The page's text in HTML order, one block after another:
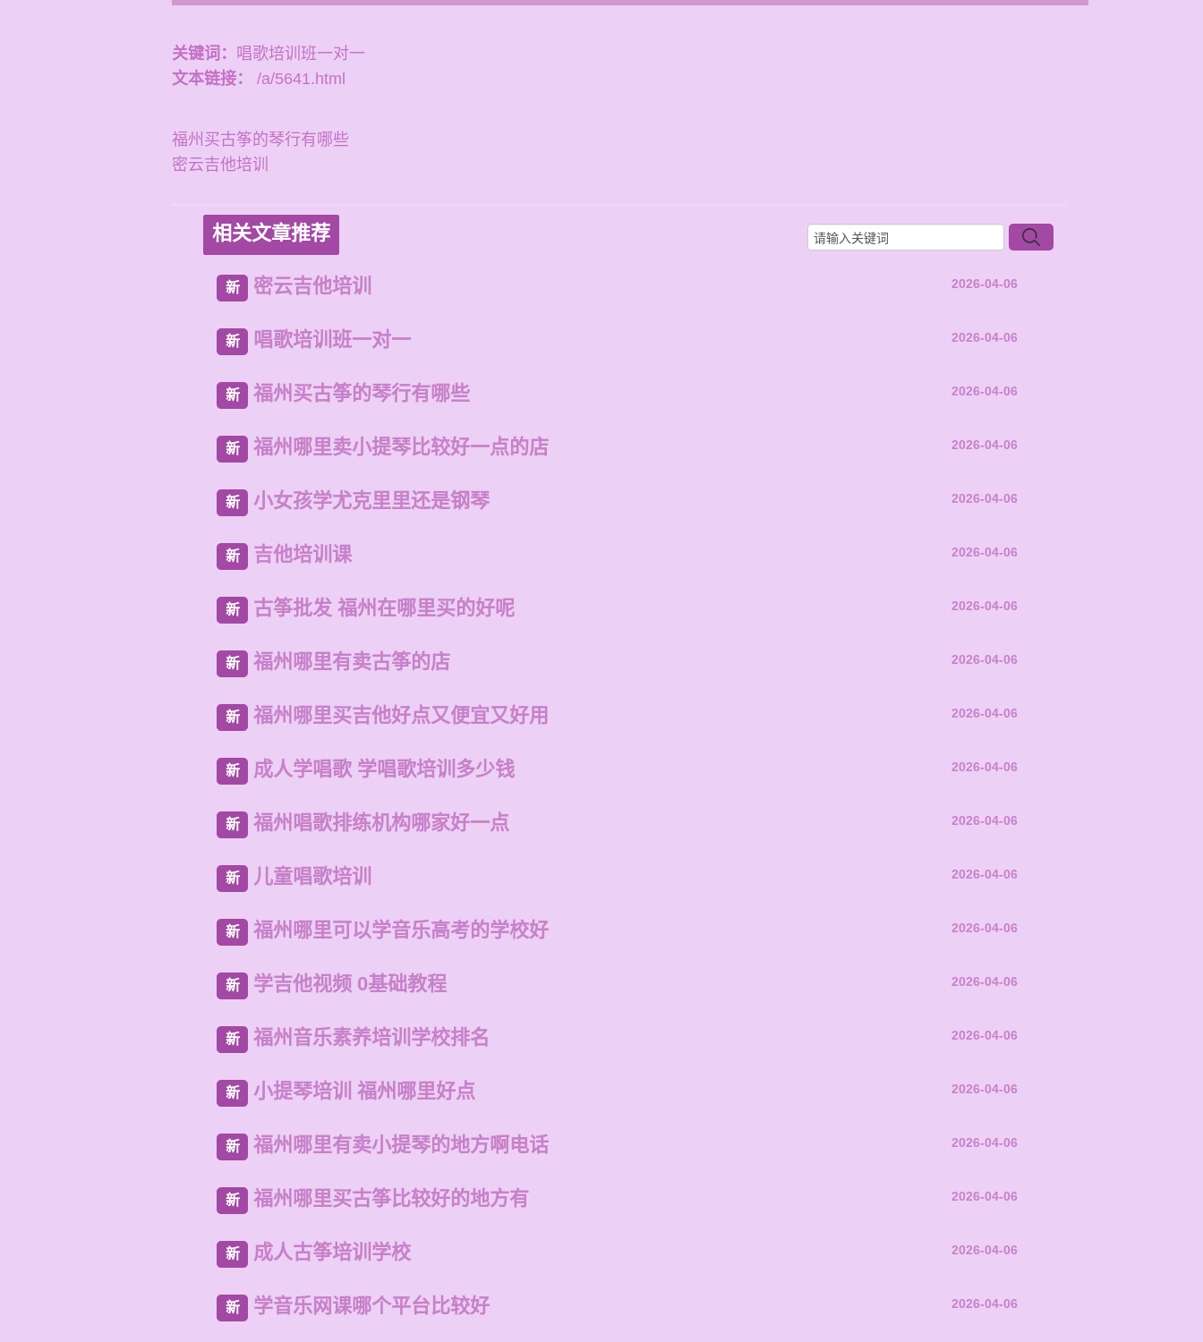
关键词： 唱歌培训班一对一
文本链接：
/a/5641.html
福州买古筝的琴行有哪些
密云吉他培训
相关文章推荐
新 密云吉他培训 2026-04-06
新 唱歌培训班一对一 2026-04-06
新 福州买古筝的琴行有哪些 2026-04-06
新 福州哪里卖小提琴比较好一点的店 2026-04-06
新 小女孩学尤克里里还是钢琴 2026-04-06
新 吉他培训课 2026-04-06
新 古筝批发 福州在哪里买的好呢 2026-04-06
新 福州哪里有卖古筝的店 2026-04-06
新 福州哪里买吉他好点又便宜又好用 2026-04-06
新 成人学唱歌 学唱歌培训多少钱 2026-04-06
新 福州唱歌排练机构哪家好一点 2026-04-06
新 儿童唱歌培训 2026-04-06
新 福州哪里可以学音乐高考的学校好 2026-04-06
新 学吉他视频 0基础教程 2026-04-06
新 福州音乐素养培训学校排名 2026-04-06
新 小提琴培训 福州哪里好点 2026-04-06
新 福州哪里有卖小提琴的地方啊电话 2026-04-06
新 福州哪里买古筝比较好的地方有 2026-04-06
新 成人古筝培训学校 2026-04-06
新 学音乐网课哪个平台比较好 2026-04-06